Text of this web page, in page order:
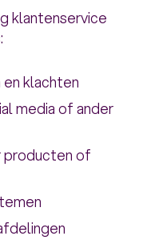
klantenservice
klachten
media of ander
producten of